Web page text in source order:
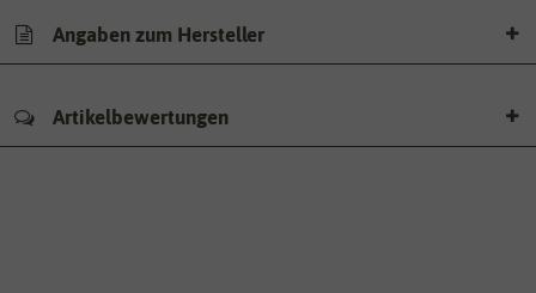
Angaben zum Hersteller
Artikelbewertungen